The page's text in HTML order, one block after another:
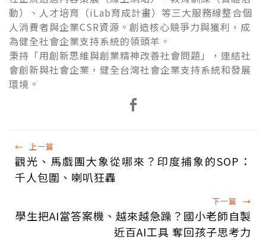
動）、人才培育（iLab育成計畫）等三大服務線整合個
人消費者與企業CSR資源。創造核心競爭力與獲利，成
為健全社會企業支持系統的領頭羊。
秉持「用創新思維與創業精神改善社會問題」，連結社
會創新與社會企業，健全台灣社會企業支持系統和發展
環境。
← 上一篇
觀光、馬戲團大象從哪來？印度捕象的SOP：
千人包圍、喇叭狂轟
下一篇 →
學生把AI當答案機、越來越急躁？國小老師自製
近百AI工具 奪回孩子思考力